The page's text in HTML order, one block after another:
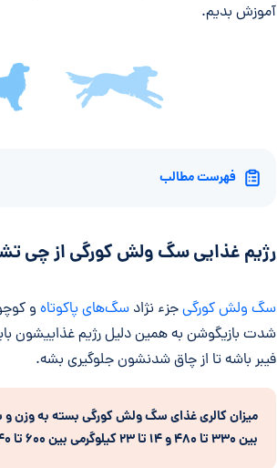
آموزش بدیم.
فهرست مطالب
رژیم غذایی سگ ولش کورگی از چی
سگ ولش کورگیجزء نژاد سگ‌های پاکوتاه و
شدت بازیگوشن به همین دلیل رژیم غذاییشون
فیبر باشه تا از چاق شدنشون جلوگیری بشه.
بین ۳۳۰ تا ۴۸۰ و ۱۴ تا ۲۳ کیلوگرمی بین ۶۰۰ تا ۸۴۰ کیلوکالری در روز نیاز دارن